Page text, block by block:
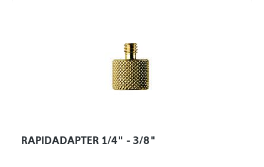
RAPIDADAPTER 1/4" - 3/8"